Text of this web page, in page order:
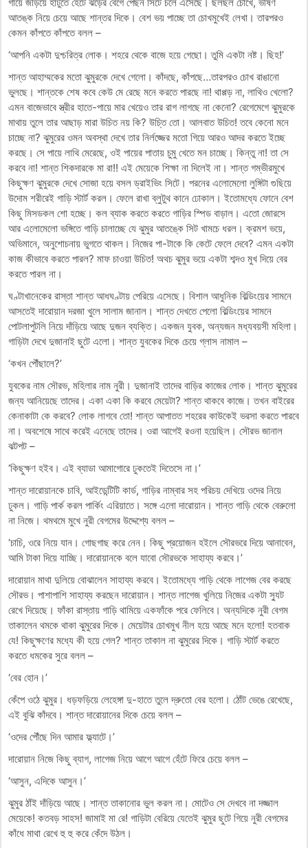
গায়ে জড়িয়ে হাঁটুতে হেঁটে ঝড়ের বেগে পেছন সিটে চলে এসেছে। ছলছল চোখে, ভীষণ
আতঙ্ক নিয়ে চেয়ে আছে শান্তর দিকে। বেশ ভয় পাচ্ছে তা চোখমুখেই লেখা। তারপরও
কেমন কাঁপতে কাঁপতে বলল –
‘আপনি একটা দুশ্চরিত্র লোক। শহরে থেকে বাজে হয়ে গেছো। তুমি একটা নষ্ট। ছিহ!’
শান্ত আহাম্মকের মতো ঝুমুরকে দেখে গেলো। কাঁদছে, কাঁপছে…তারপরও চোখ রাঙানো
ভুলছে। শান্তকে শেষ কবে কেউ মে রেছে মনে করতে পারছে না! থাপ্পড় না, লাথিও খেলো?
এমন বাজেভাবে স্ত্রীর হাতে-পায়ে মার খেয়েও তার রাগ লাগছে না কেনো? রেগেমেগে ঝুমুরকে
মাথায় তুলে তার আছাড় মারা উচিত নয় কি? উচি্ত তো। আলবাত উচিত! তবে কেনো মনে
চাচ্ছে না? ঝুমুরের ওমন অবস্থা দেখে তার নির্লজ্জের মতো গিয়ে আরও আদর করতে ইচ্ছে
করছে। সে পায়ে লাথি মেরেছে, ওই পায়ের পাতায় চুমু খেতে মন চাচ্ছে। কিন্তু না! তা সে
করবে না! শান্ত শিকদারকে মা রা!! এই মেয়েকে শিক্ষা না দিলেই না। শান্ত গম্ভীরমুখে
কিছুক্ষণ ঝুমুরকে দেখে সোজা হয়ে বসল ড্রাইভিং সিটে। পরনের এলোমেলো লুঙ্গিটা গুছিয়ে
উদোম শরীরেই গাড়ি স্টার্ট করল। ফেলে রাখা ব্লুটুথ কানে ঢোকাল। ইতোমধ্যে ফোনে বেশ
কিছু মিসডকল শো হচ্ছে। কল ব্যাক করতে করতে গাড়ির স্পিড বাড়াল। এতো জোরসে
আর এলোমেলো ভঙ্গিতে গাড়ি চালাচ্ছে যে ঝুমুর আতঙ্কে সিট খামচে ধরল। ক্রমশ ভয়ে,
অভিমানে, অনুশোচনায় ভুগতে থাকল। নিজের পা-টাকে কি কেটে ফেলে দেবে? এমন একটা
কাজ কীভাবে করতে পারল? মাফ চাওয়া উচিত! অথচ ঝুমুর ভয়ে একটা শব্দও মুখ দিয়ে বের
করতে পারল না।
ঘণ্টাখানেকের রাস্তা শান্ত আধঘণ্টায় পেরিয়ে এসেছে। বিশাল আধুনিক বিল্ডিংয়ের সামনে
আসতেই দারোয়ান দরজা খুলে সালাম জানাল। শান্ত দেখতে পেলো বিল্ডিংয়ের সামনে
পোটলাপুটলি নিয়ে দাঁড়িয়ে আছে দুজন ব্যক্তি। একজন যুবক, অন্যজন মধ্যবয়সী মহিলা।
গাড়িটা দেখে দুজানাই ছুটে এলো। শান্ত যুবকের দিকে চেয়ে গ্লাস নামাল –
‘কখন পৌঁছালে?’
যুবকের নাম সৌরভ, মহিলার নাম নুরী। দুজানাই তাদের বাড়ির কাজের লোক। শান্ত ঝুমুরের
জন্য আনিয়েছে তাদের। একা একা কি করবে মেয়েটা? শান্ত থাকবে কাজে। তখন বাইরের
কেনাকাটা কে করবে? লোক লাগবে তো! শান্ত আপাতত শহরের কাউকেই ভরসা করতে পারবে
না। অবশেষে সাথে করেই এনেছে তাদের। ওরা আগেই রওনা হয়েছিল। সৌরভ জানাল
ঝটপট –
‘কিছুক্ষণ হইব। এই ব্যাডা আমাগোরে ঢুকতেই দিতেসে না।’
শান্ত দারোয়ানকে চাবি, আইডেন্টিটি কার্ড, গাড়ির নাম্বার সহ পরিচয় দেখিয়ে ওদের নিয়ে
ঢুকল। গাড়ি পার্ক করল পার্কিং এরিয়াতে। সঙ্গে এলো দারোয়ান। শান্ত গাড়ি থেকে বেরুলো
না নিজে। থমথমে মুখে নুরী বেগমের উদ্দেশ্যে বলল –
‘চাচি, ওরে নিয়ে যান। গোছগাছ করে নেন। কিছু প্রয়োজন হইলে সৌরভরে দিয়ে আনাবেন,
আমি টাকা দিয়ে যাচ্ছি। দারোয়ানকে বলে যাবো সৌরভকে সাহায্য করবে।’
দারোয়ান মাথা দুলিয়ে বোঝালেন সাহায্য করবে। ইতোমধ্যে গাড়ি থেকে লাগেজ বের করছে
সৌরভ। পাশাপাশি সাহায্য করছেন দারোয়ান। শান্ত লাগেজ খুলিয়ে নিজের একটা স্যুট
রেখে দিয়েছে। ফাঁকা রাস্তায় গাড়ি থামিয়ে একফাঁকে পরে ফেলিবে। অন্যদিকে নুরী বেগম
তাকালেন থমকে থাকা ঝুমুরের দিকে। মেয়েটার চোখমুখ নীল হয়ে আছে মনে হলো! হতবাক
যে! কিছুক্ষণের মধ্যে কী হয়ে গেল? শান্ত তাকাল না ঝুমুরের দিকে। গাড়ি স্টার্ট করতে
করতে ধমকের সুরে বলল –
‘বের হোন।’
কেঁপে ওঠে ঝুমুর। ধড়ফড়িয়ে লেহেঙ্গা দু-হাতে তুলে দ্রুতো বের হলো। ঠোঁট ভেঙে রেখেছে,
এই বুঝি কাঁদবে। শান্ত দারোয়ানের দিকে চেয়ে বলল –
‘ওদের পৌঁছে দিন আমার ফ্ল্যাটে।’
দারোয়ান নিজে কিছু ব্যাগ, লাগেজ নিয়ে আগে আগে হেঁটে ফিরে চেয়ে বলল –
‘আসুন, এদিকে আসুন।’
ঝুমুর ঠাঁই দাঁড়িয়ে আছে। শান্ত তাকানোর ভুল করল না। মোটেও সে দেখবে না দজ্জাল
মেয়েকে! কতবড় সাহস! জামাই মা রে! গাড়িটা বেরিয়ে যেতেই ঝুমুর ছুটে গিয়ে নুরী বেগমের
কাঁধে মাথা রেখে হু হু করে কেঁদে উঠল।